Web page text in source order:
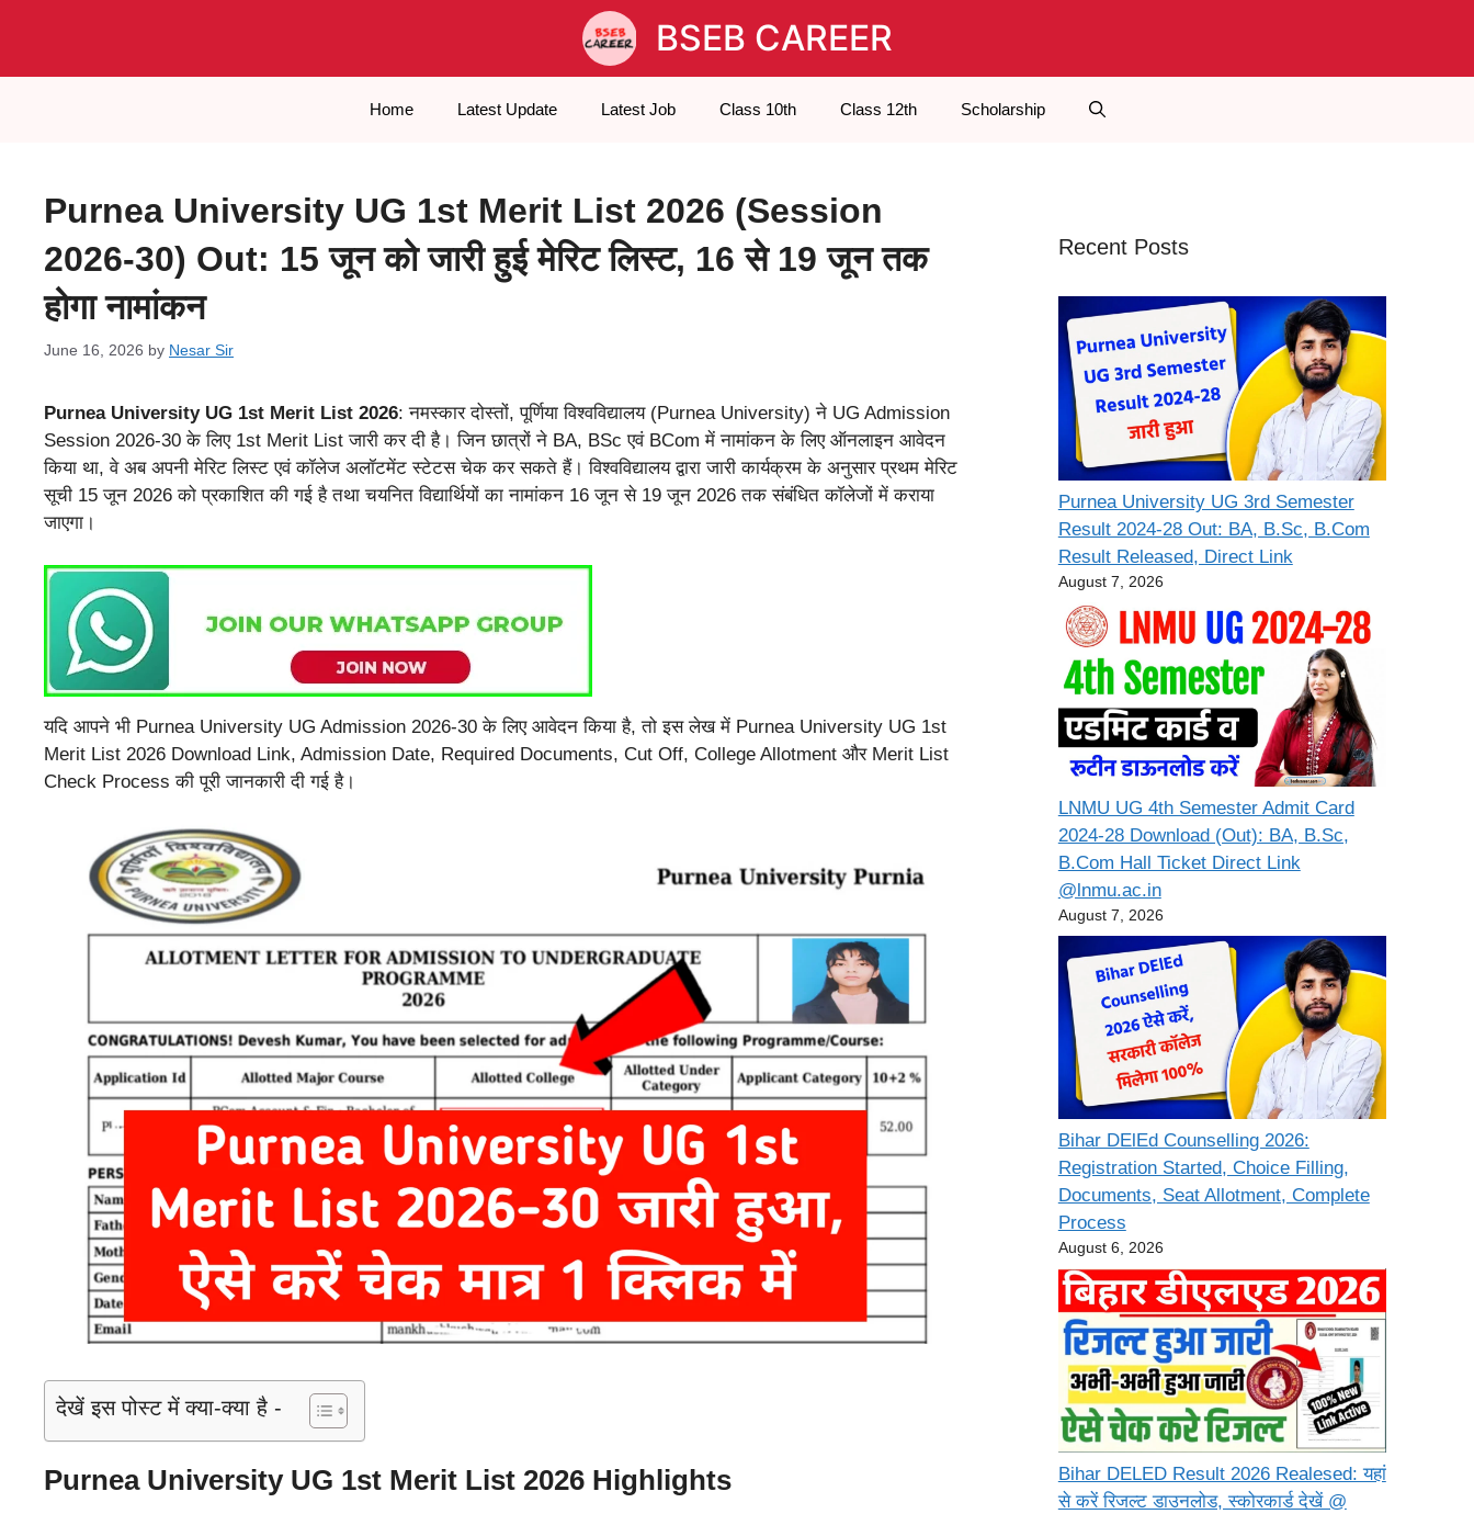
BSEB CAREER
Home Latest Update Latest Job Class 10th Class 12th Scholarship
Purnea University UG 1st Merit List 2026 (Session
2026-30) Out: 15 जून को जारी हुई मेरिट लिस्ट, 16 से 19 जून तक
होगा नामांकन
June 16, 2026 by Nesar Sir
Purnea University UG 1st Merit List 2026: नमस्कार दोस्तों, पूर्णिया विश्वविद्यालय (Purnea University) ने UG Admission
Session 2026-30 के लिए 1st Merit List जारी कर दी है। जिन छात्रों ने BA, BSc एवं BCom में नामांकन के लिए ऑनलाइन आवेदन
किया था, वे अब अपनी मेरिट लिस्ट एवं कॉलेज अलॉटमेंट स्टेटस चेक कर सकते हैं। विश्वविद्यालय द्वारा जारी कार्यक्रम के अनुसार प्रथम मेरिट
सूची 15 जून 2026 को प्रकाशित की गई है तथा चयनित विद्यार्थियों का नामांकन 16 जून से 19 जून 2026 तक संबंधित कॉलेजों में कराया
जाएगा।
यदि आपने भी Purnea University UG Admission 2026-30 के लिए आवेदन किया है, तो इस लेख में Purnea University UG 1st
Merit List 2026 Download Link, Admission Date, Required Documents, Cut Off, College Allotment और Merit List
Check Process की पूरी जानकारी दी गई है।
देखें इस पोस्ट में क्या-क्या है -
Purnea University UG 1st Merit List 2026 Highlights
Recent Posts
Purnea University UG 3rd Semester
Result 2024-28 Out: BA, B.Sc, B.Com
Result Released, Direct Link
August 7, 2026
LNMU UG 4th Semester Admit Card
2024-28 Download (Out): BA, B.Sc,
B.Com Hall Ticket Direct Link
@lnmu.ac.in
August 7, 2026
Bihar DElEd Counselling 2026:
Registration Started, Choice Filling,
Documents, Seat Allotment, Complete
Process
August 6, 2026
Bihar DELED Result 2026 Realesed: यहां
से करें रिजल्ट डाउनलोड, स्कोरकार्ड देखें @